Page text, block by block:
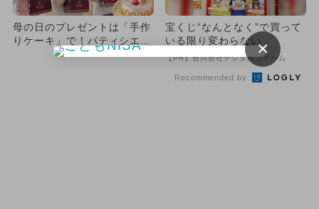
母の日のプレゼントは「手作
りケーキ」で！パティシエ気
分が味わえる体験教室が神戸
宝くじ“なんとなく”で買って
いる限り変わらない
【PR】合同会社デジタルファーム
Recommended by
×